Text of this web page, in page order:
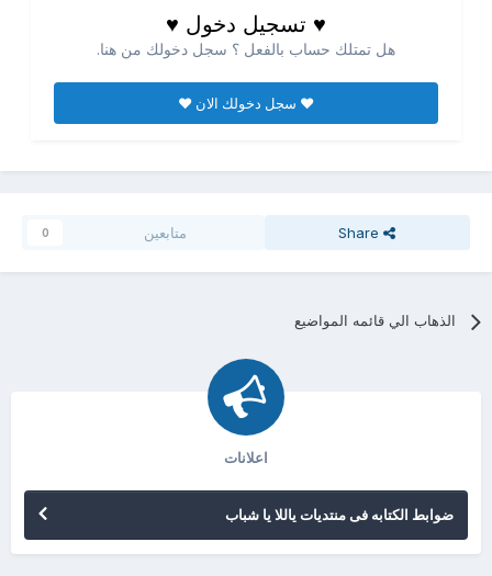
♥ تسجيل دخول ♥
هل تمتلك حساب بالفعل ؟ سجل دخولك من هنا.
♥ سجل دخولك الان ♥
Share متابعين 0
الذهاب الي قائمه المواضيع
اعلانات
ضوابط الكتابه فى منتديات ياللا يا شباب